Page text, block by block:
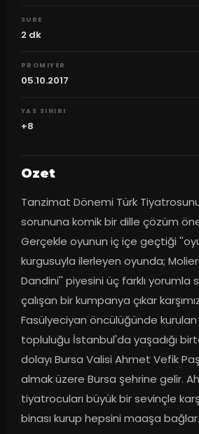
SURE
2 dk
PROMIYER
05.10.2017
YAS SINIRI
+8
Ozet
Tanzimat Dönemi Türk
sorununa komik bir dille çözüm
Gerçekle oyunun iç içe geçtiği
kurgusuyla ilerleyen oyunda;
Dandini'' piyesini üç farklı yorumla
çalışan bir kumpanya çıkar
Fasülyeciyan öncülüğünde
topluluğu İstanbul'da yaşadığı
dolayı Bursa Valisi Ahmet Vefik
almak üzere Bursa şehrine gelir.
tiyatrocuları büyük bir sevinçle
binası kurup hepsini maaşa